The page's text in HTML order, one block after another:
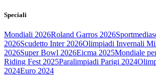
Speciali
Mondiali 2026Roland Garros 2026
2026Scudetto Inter 2026Olimpiadi Invernali
2026Super Bowl 2026Eicma 2025Mondiale
Riding Fest 2025Paralimpiadi Parigi 2024
2024Euro 2024